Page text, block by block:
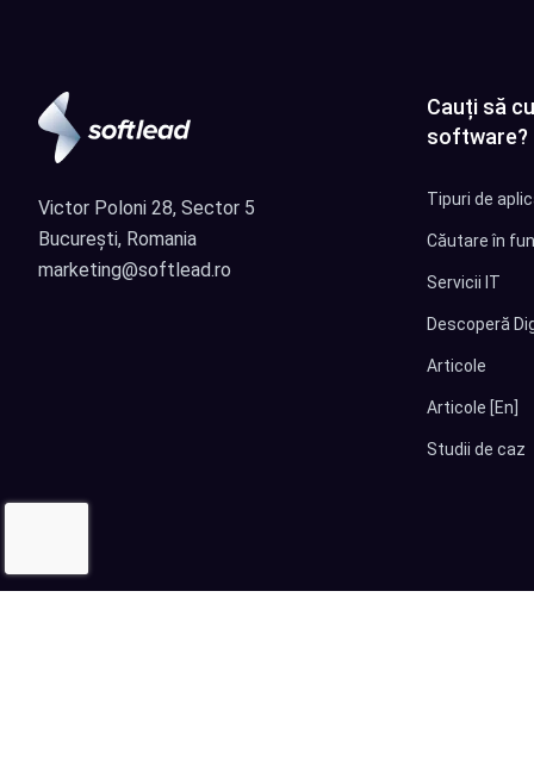
Victor Poloni 28, Sector 5
București, Romania
marketing@softlead.ro
Cauți să
software?
Tipuri de
Căutare în
Servicii IT
Descoperă
Articole
Articole [En]
Studii de caz